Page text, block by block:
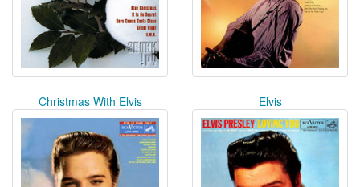
Christmas With Elvis Elvis